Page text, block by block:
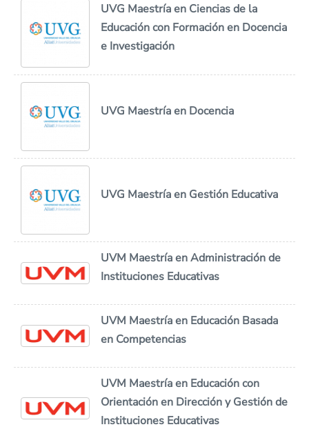
UVG Maestría en Ciencias de la
Educación con Formación en Docencia
e Investigación
UVG Maestría en Docencia
UVG Maestría en Gestión Educativa
UVM Maestría en Administración de
Instituciones Educativas
UVM Maestría en Educación Basada
en Competencias
UVM Maestría en Educación con
Orientación en Dirección y Gestión de
Instituciones Educativas